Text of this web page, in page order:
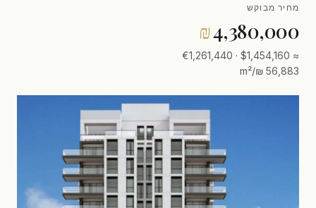
מחיר מבוקש
₪4,380,000
≈ $1,454,160 · €1,261,440
56,883 ₪/m²